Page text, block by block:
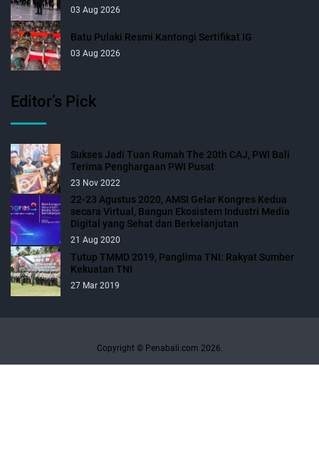
03 Aug 2026
Batu Pulaki Resmi Kantongi Sertifikat IG
03 Aug 2026
Editor’s Pick
Sukses Jadi Tuan Rumah The 20th CAJ, PWI Bali
Terima Penghargaan PWI Pusat
23 Nov 2022
22-23 Agustus 2020, AMSI Gelar Kongres Kedua
secara Virtual, Bangun Ekosistem Industri Media
Digital yang Sehat dan Berkelanjutan
21 Aug 2020
Tutup TMMD 2019, Panglima TNI: Rakyat Sumber
Kekuatan TNI
27 Mar 2019
Copyright © Penabali.com 2026.